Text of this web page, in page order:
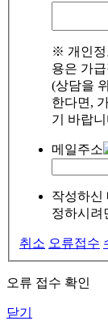
※ 개인정
용은 가
(상담을
한다면,
기 바랍
메일주소
작성하신
정하시려
취소 오류접수
오류 접수 확인
닫기